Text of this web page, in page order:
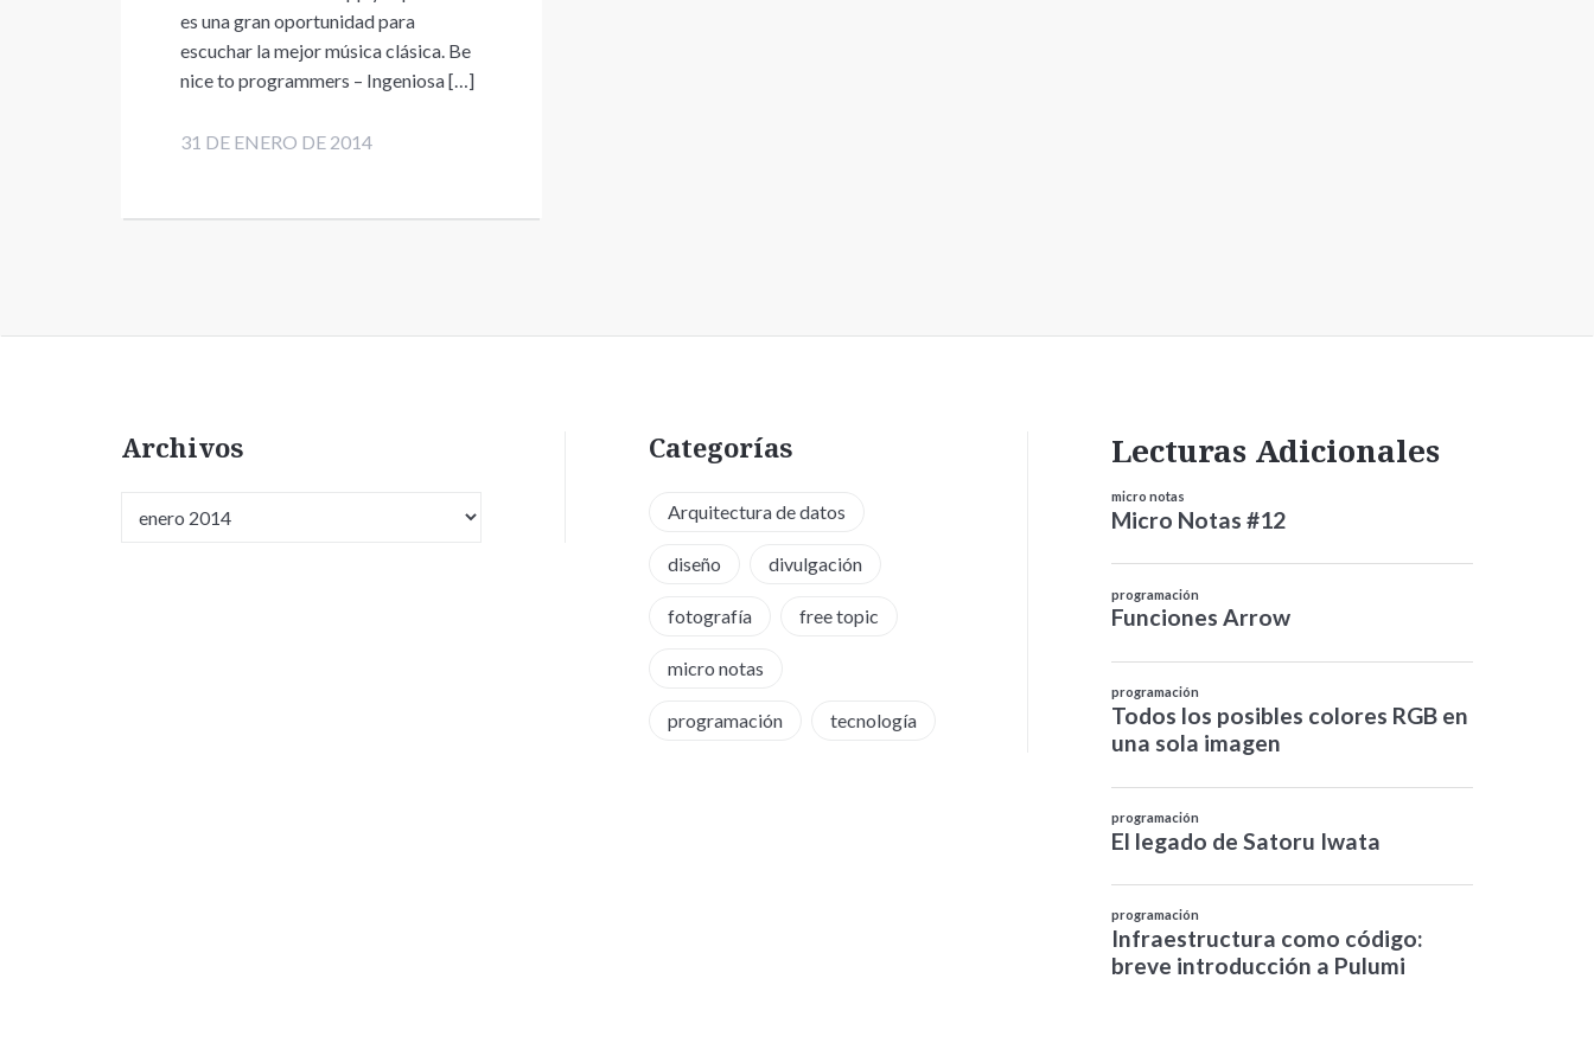
es una gran oportunidad para
escuchar la mejor música clásica. Be
nice to programmers – Ingeniosa […]
31 DE ENERO DE 2014
Archivos Categorías
Arquitectura de datos
diseño divulgación
fotografía free topic
micro notas
programación tecnología
Lecturas Adicionales